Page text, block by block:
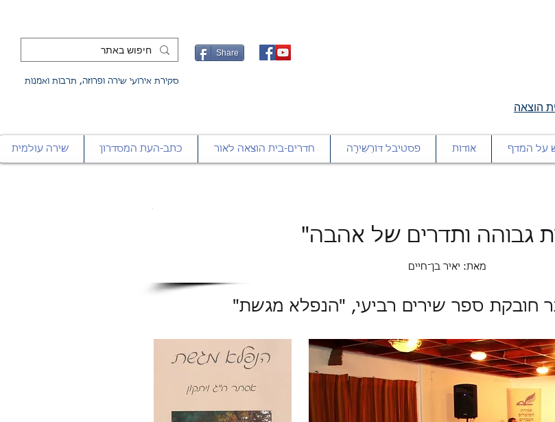
Share
סקירת אירועי שירה ופרוזה, תרבות ואמנות
הוצאה
על המדף אודות פסטיבל דּוֹרֵשִׁירָה חדרים-בית הוצאה לאור כתב-העת המסדרון שירה עולמית
גבוהה ותדרים של אהבה"
מאת: יאיר בן־חיים
חובקת ספר שירים רביעי, "הנפלא מגשת"